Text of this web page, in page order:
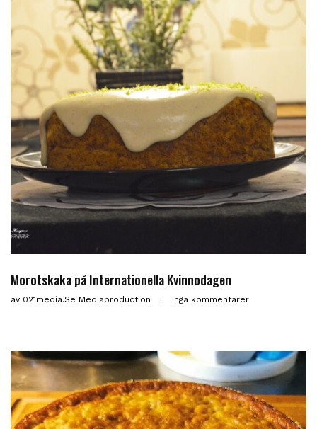
Morotskaka på Internationella Kvinnodagen
av 021media.se Mediaproduction Inga kommentarer